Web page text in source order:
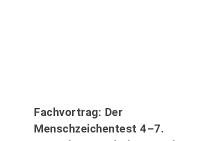
Fachvortrag: Der
Menschzeichentest 4–7.